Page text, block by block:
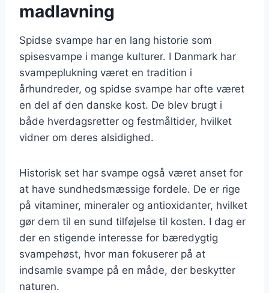
madlavning
Spidse svampe har en lang historie som
spisesvampe i mange kulturer. I Danmark har
svampeplukning været en tradition i
århundreder, og spidse svampe har ofte været
en del af den danske kost. De blev brugt i
både hverdagsretter og festmåltider, hvilket
vidner om deres alsidighed.
Historisk set har svampe også været anset for
at have sundhedsmæssige fordele. De er rige
på vitaminer, mineraler og antioxidanter, hvilket
gør dem til en sund tilføjelse til kosten. I dag er
der en stigende interesse for bæredygtig
svampehøst, hvor man fokuserer på at
indsamle svampe på en måde, der beskytter
naturen.